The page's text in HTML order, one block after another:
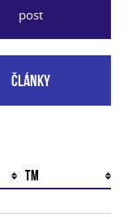
post
Články
TM